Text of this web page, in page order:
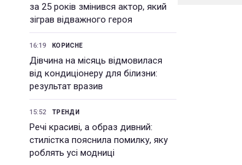
за 25 років змінився актор, який
зіграв відважного героя
16:19 КОРИСНЕ
Дівчина на місяць відмовилася
від кондиціонеру для білизни:
результат вразив
15:52 ТРЕНДИ
Речі красиві, а образ дивний:
стилістка пояснила помилку, яку
роблять усі модниці